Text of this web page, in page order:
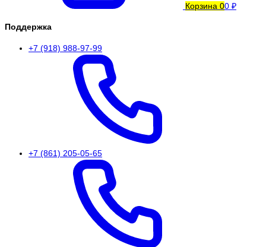
Корзина 00 ₽
Поддержка
+7 (918) 988-97-99
+7 (861) 205-05-65